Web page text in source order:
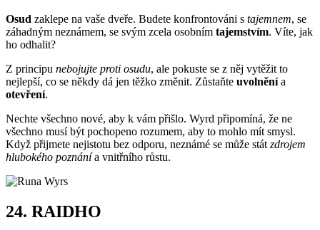
Osud zaklepe na vaše dveře. Budete konfrontováni s tajemnem, se
záhadným neznámem, se svým zcela osobním tajemstvím. Víte, jak
ho odhalit?
Z principu nebojujte proti osudu, ale pokuste se z něj vytěžit to
nejlepší, co se někdy dá jen těžko změnit. Zůstaňte uvolněnía
otevření.
Nechte všechno nové, aby k vám přišlo. Wyrd připomíná, že ne
všechno musí být pochopeno rozumem, aby to mohlo mít smysl.
Když přijmete nejistotu bez odporu, neznámé se může stát zdrojem
hlubokého poznánía vnitřního růstu.
24. RAIDHO